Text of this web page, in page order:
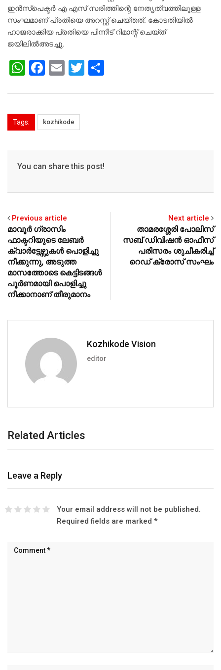
ഇന്‍സ്പെക്ടര്‍ എ എസ് സരിത്തിന്റെ നേതൃത്വത്തിലുള്ള
സംഘമാണ് പ്രതിയെ അറസ്റ്റ് ചെയ്തത്. കോടതിയില്‍
ഹാജരാക്കിയ പ്രതിയെ പിന്നീട് റിമാന്റ് ചെയ്ത്
ജയിലില്‍അടച്ചു.
W
at
s
A
p
F
c
e
b
o
E
ai
l
T
tt ar
Tags: kozhikode
You can share this post!
Previous article
മാവൂര്‍ ഗ്രാസിം
ഫാക്ടറിയുടെ ലേബര്‍
ക്വാര്‍ട്ടേഴ്സുകള്‍ പൊളിച്ചു
നീക്കുന്നു, അടുത്ത
മാസത്തോടെ കെട്ടിടങ്ങള്‍
പൂര്‍ണമായി പൊളിച്ചു
നീക്കാനാണ് തീരുമാനം
Next article
താമരശ്ശേരി പോലിസ്
സബ് ഡിവിഷന്‍ ഓഫീസ്
പരിസരം ശുചീകരിച്ച്
റെഡ് ക്രോസ് സംഘം
Kozhikode Vision
editor
Related Articles
Leave a Reply
Your email address will not be published.
Required fields are marked *